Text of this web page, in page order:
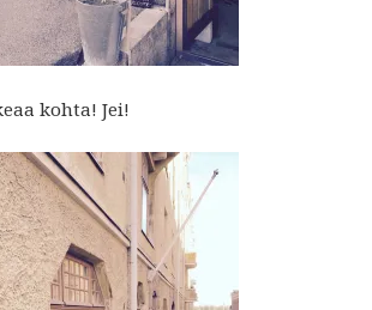
kohta! Jei!